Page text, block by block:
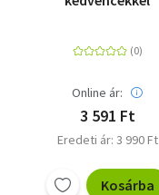
Online ár:
3 591 Ft
Eredeti ár: 3 990 Ft
Kosárba